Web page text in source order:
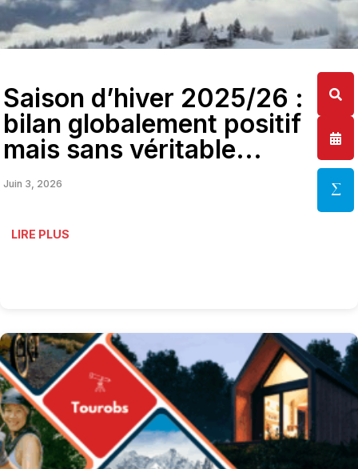
Saison d’hiver 2025/26 :
bilan globalement positif
mais sans véritable...
Juin 3, 2026
LIRE PLUS